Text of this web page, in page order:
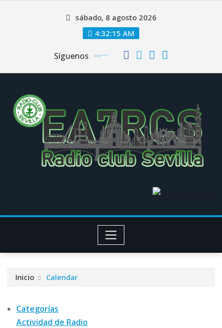
sábado, 8 agosto 2026
4:32:15 AM
Síguenos
Inicio Calendar
Categorías
Actividad de Radio